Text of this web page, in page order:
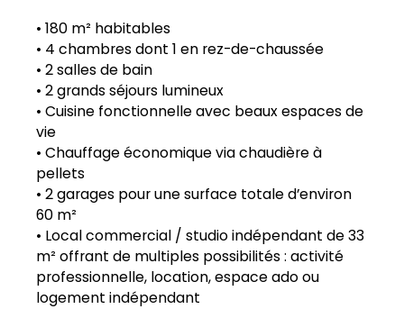
• 180 m² habitables
• 4 chambres dont 1 en rez-de-chaussée
• 2 salles de bain
• 2 grands séjours lumineux
• Cuisine fonctionnelle avec beaux espaces de
vie
• Chauffage économique via chaudière à
pellets
• 2 garages pour une surface totale d’environ
60 m²
• Local commercial / studio indépendant de 33
m² offrant de multiples possibilités : activité
professionnelle, location, espace ado ou
logement indépendant